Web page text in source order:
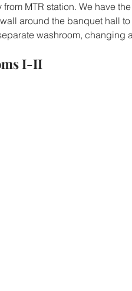
from MTR station. We have
around the banquet hall
washroom, changing
I-II